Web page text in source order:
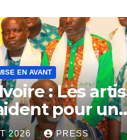
EN AVANT
: Les
pour un
national
2026 PRESS